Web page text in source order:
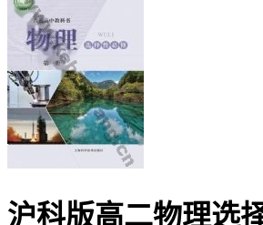
沪科版高二物理选